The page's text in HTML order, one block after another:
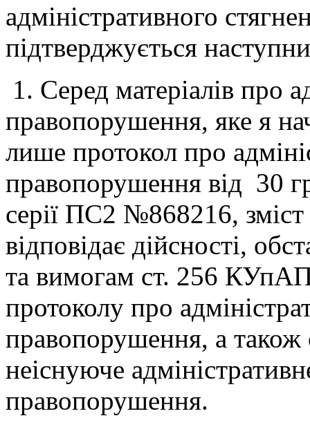
адміністративного
підтверджується
1. Серед матеріалів про
правопорушення, яке я
лише протокол про
правопорушення від 30
серії ПС2 №868216, зміст
відповідає дійсності,
та вимогам ст. 256
протоколу про
правопорушення, а також
неіснуюче
правопорушення.